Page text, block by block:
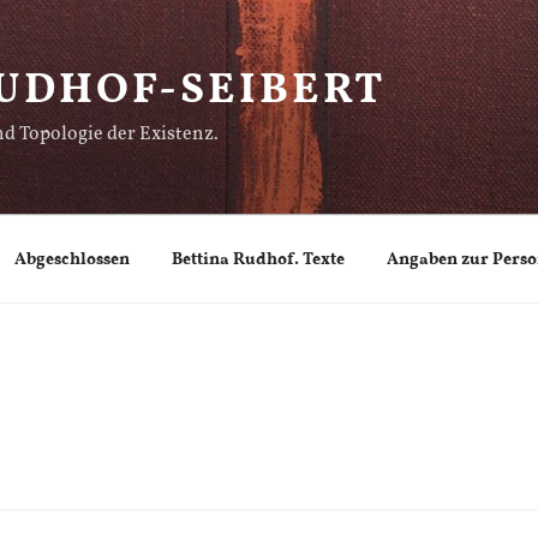
SEIBERT
Topologie der Existenz.
Abgeschlossen Bettina Rudhof. Texte Angaben zur